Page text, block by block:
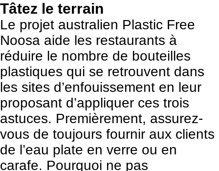
Tâtez le terrain
Le projet australien Plastic Free
Noosa aide les restaurants à
réduire le nombre de bouteilles
plastiques qui se retrouvent dans
les sites d’enfouissement en leur
proposant d’appliquer ces trois
astuces. Premièrement, assurez-
vous de toujours fournir aux clients
de l’eau plate en verre ou en
carafe. Pourquoi ne pas